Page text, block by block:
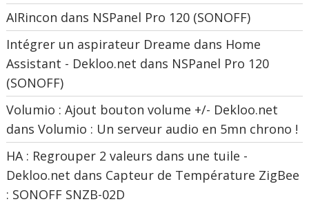
AIRincon dans NSPanel Pro 120 (SONOFF)
Intégrer un aspirateur Dreame dans Home
Assistant - Dekloo.net dans NSPanel Pro 120
(SONOFF)
Volumio : Ajout bouton volume +/- Dekloo.net
dansVolumio : Un serveur audio en 5mn chrono !
HA : Regrouper 2 valeurs dans une tuile -
Dekloo.net dans Capteur de Température ZigBee
: SONOFF SNZB-02D